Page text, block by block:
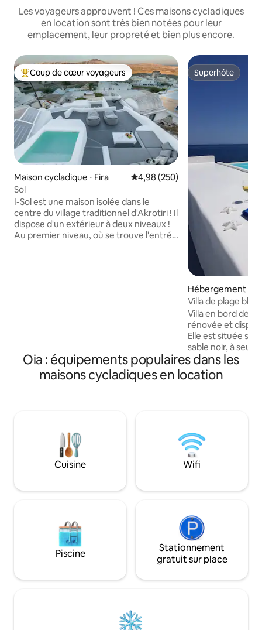
Les voyageurs approuvent ! Ces maisons cycladiques
en location sont très bien notées pour leur
emplacement, leur propreté et bien plus encore.
Coups de cœur voyageurs les plus appréciés
Coup de cœur voyageurs
Maison cycladique ⋅ Fira Évaluation moyenne sur la
4,98 (250)
Sol
I-Sol est une maison isolée dans le
centre du village traditionnel d'Akrotiri ! Il
dispose d'un extérieur à deux niveaux !
Au premier niveau, où se trouve l'entrée
cuisine entièrement équipée, une salle
de bain et deux chambres !
Superhôte
Superhôte
Hébergement ⋅
Villa de plage
et vue sur le
Villa en bord de
rénovée et
Elle est située sur
sable noir, à
voiture du
vérandas
vues sur le lever
autres maisons,
Blue,Secret
trouve juste à
Oia : équipements populaires dans les
maisons cycladiques en location
Cuisine Wifi
Piscine
Stationnement
gratuit sur place